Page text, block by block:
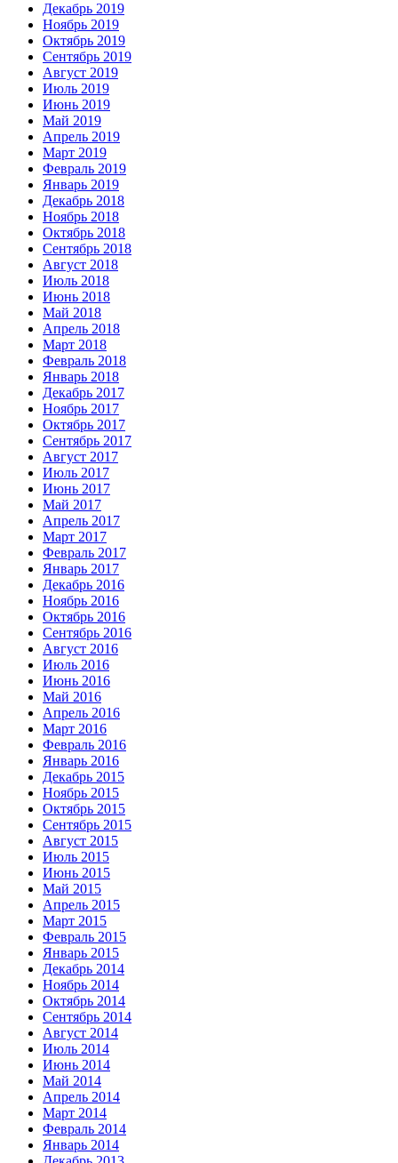
Декабрь 2019
Ноябрь 2019
Октябрь 2019
Сентябрь 2019
Август 2019
Июль 2019
Июнь 2019
Май 2019
Апрель 2019
Март 2019
Февраль 2019
Январь 2019
Декабрь 2018
Ноябрь 2018
Октябрь 2018
Сентябрь 2018
Август 2018
Июль 2018
Июнь 2018
Май 2018
Апрель 2018
Март 2018
Февраль 2018
Январь 2018
Декабрь 2017
Ноябрь 2017
Октябрь 2017
Сентябрь 2017
Август 2017
Июль 2017
Июнь 2017
Май 2017
Апрель 2017
Март 2017
Февраль 2017
Январь 2017
Декабрь 2016
Ноябрь 2016
Октябрь 2016
Сентябрь 2016
Август 2016
Июль 2016
Июнь 2016
Май 2016
Апрель 2016
Март 2016
Февраль 2016
Январь 2016
Декабрь 2015
Ноябрь 2015
Октябрь 2015
Сентябрь 2015
Август 2015
Июль 2015
Июнь 2015
Май 2015
Апрель 2015
Март 2015
Февраль 2015
Январь 2015
Декабрь 2014
Ноябрь 2014
Октябрь 2014
Сентябрь 2014
Август 2014
Июль 2014
Июнь 2014
Май 2014
Апрель 2014
Март 2014
Февраль 2014
Январь 2014